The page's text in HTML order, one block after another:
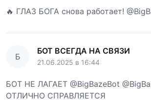
🔥 ГЛАЗ БОГА снова работает!
Б
БОТ ВСЕГДА НА СВЯЗИ
21.06.2025 в 16:44
БОТ НЕ ЛАГАЕТ @BigBazeBot
ОТЛИЧНО СПРАВЛЯЕТСЯ